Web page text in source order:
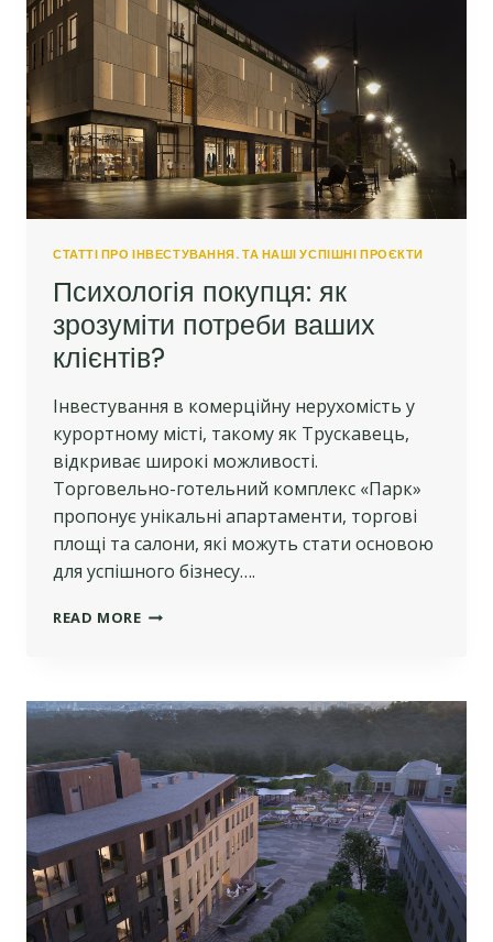
СТАТТІ ПРО ІНВЕСТУВАННЯ. ТА НАШІ УСПІШНІ ПРОЄКТИ
Психологія покупця: як
зрозуміти потреби ваших
клієнтів?
Інвестування в комерційну нерухомість у
курортному місті, такому як Трускавець,
відкриває широкі можливості.
Торговельно-готельний комплекс «Парк»
пропонує унікальні апартаменти, торгові
площі та салони, які можуть стати основою
для успішного бізнесу….
READ MOREПСИХОЛОГІЯ
ПОТРЕБИ
ВАШИХ